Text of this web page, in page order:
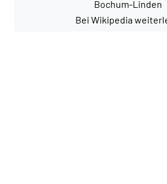
Bei Wikipedia